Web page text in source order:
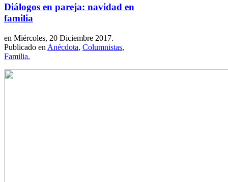
Diálogos en pareja: navidad en
familia
en Miércoles, 20 Diciembre 2017.
Publicado en Anécdota, Columnistas,
Familia.